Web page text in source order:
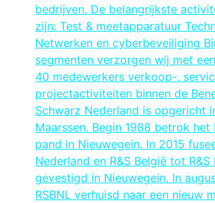
bedrijven. De belangrijkste
zijn: Test & meetapparatuur
Netwerken en cyberbeveiliging
segmenten verzorgen wij met
40 medewerkers verkoop-,
projectactiviteiten binnen de
Schwarz Nederland is opgericht
Maarssen. Begin 1988 betrok
pand in Nieuwegein. In 2015
Nederland en R&S België tot R&S
gevestigd in Nieuwegein. In
RSBNL verhuisd naar een nieuw